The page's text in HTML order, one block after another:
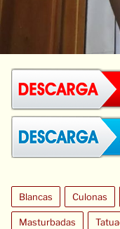
Blancas Culonas
Masturbadas